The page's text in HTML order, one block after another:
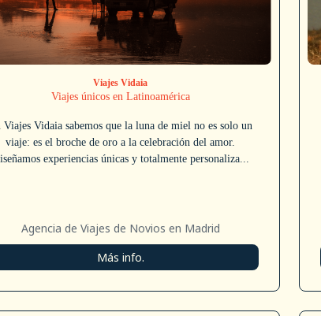
Viajes Vidaia
Viajes únicos en Latinoamérica
Viajes Vidaia sabemos que la luna de miel no es solo un
viaje: es el broche de oro a la celebración del amor.
experiencias únicas y totalmente personaliza...
Agencia de Viajes de Novios en Madrid
Más info.